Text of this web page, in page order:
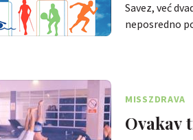
Savez, već
neposredno
MISSZDRAVA
Ovakav